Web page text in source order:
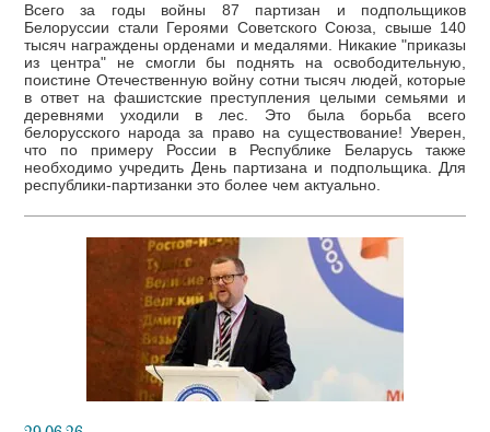
Всего за годы войны 87 партизан и подпольщиков
Белоруссии стали Героями Советского Союза, свыше 140
тысяч награждены орденами и медалями. Никакие "приказы
из центра" не смогли бы поднять на освободительную,
поистине Отечественную войну сотни тысяч людей, которые
в ответ на фашистские преступления целыми семьями и
деревнями уходили в лес. Это была борьба всего
белорусского народа за право на существование! Уверен,
что по примеру России в Республике Беларусь также
необходимо учредить День партизана и подпольщика. Для
республики-партизанки это более чем актуально.